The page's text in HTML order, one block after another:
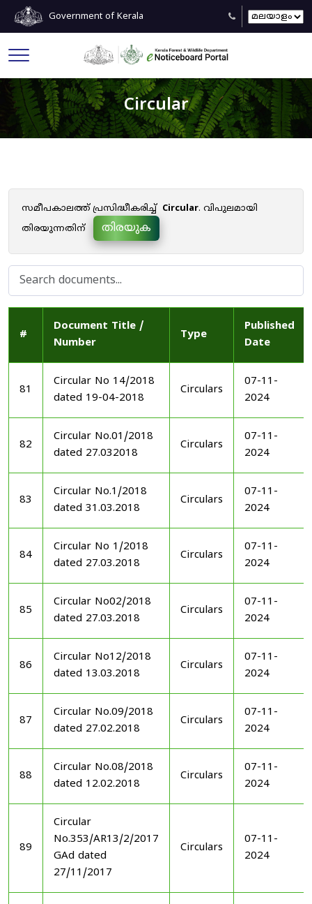
Government of Kerala
Circular
സമീപകാലത്ത് പ്രസിദ്ധീകരിച്ച് Circular. വിപുലമായി
തിരയുന്നതിന്
തിരയുക
#
Document Title /
Number
Type
Published
Date
81
Circular No 14/2018
dated 19-04-2018
Circulars
07-11-
2024
82
Circular No.01/2018
dated 27.032018
Circulars
07-11-
2024
83
Circular No.1/2018
dated 31.03.2018
Circulars
07-11-
2024
84
Circular No 1/2018
dated 27.03.2018
Circulars
07-11-
2024
85
Circular No02/2018
dated 27.03.2018
Circulars
07-11-
2024
86
Circular No12/2018
dated 13.03.2018
Circulars
07-11-
2024
87
Circular No.09/2018
dated 27.02.2018
Circulars
07-11-
2024
88
Circular No.08/2018
dated 12.02.2018
Circulars
07-11-
2024
89
Circular
No.353/AR13/2/2017
GAd dated
27/11/2017
Circulars
07-11-
2024